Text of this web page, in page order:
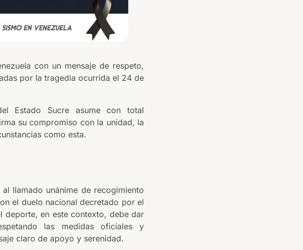
con un mensaje de respeto,
por la tragedia ocurrida el 24 de
Estado Sucre asume con total
su compromiso con la unidad, la
como esta.
llamado unánime de recogimiento
el duelo nacional decretado por el
deporte, en este contexto, debe dar
las medidas oficiales y
claro de apoyo y serenidad.